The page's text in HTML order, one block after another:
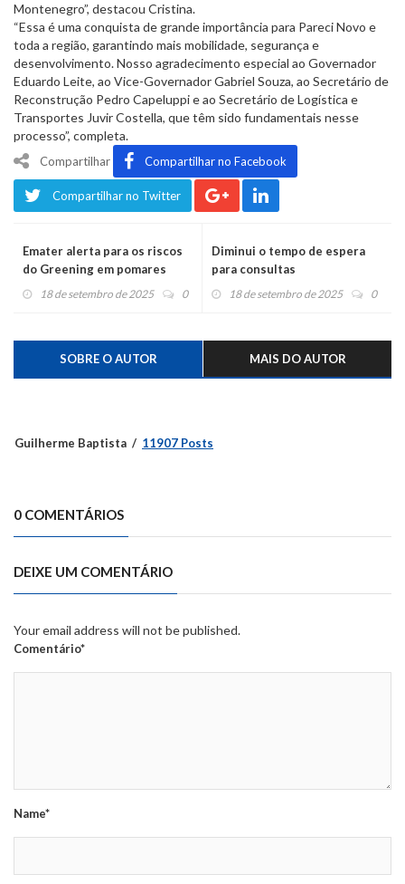
Montenegro”, destacou Cristina.
“Essa é uma conquista de grande importância para Pareci Novo e
toda a região, garantindo mais mobilidade, segurança e
desenvolvimento. Nosso agradecimento especial ao Governador
Eduardo Leite, ao Vice-Governador Gabriel Souza, ao Secretário de
Reconstrução Pedro Capeluppi e ao Secretário de Logística e
Transportes Juvir Costella, que têm sido fundamentais nesse
processo”, completa.
Compartilhar Compartilhar no Facebook
Compartilhar no Twitter
Emater alerta para os riscos
do Greening em pomares
cítricos18 de setembro de 2025 0
Diminui o tempo de espera
para consultas
18 de setembro de 2025 0
SOBRE O AUTOR MAIS DO AUTOR
Guilherme Baptista 11907 Posts
0 COMENTÁRIOS
DEIXE UM COMENTÁRIO
Your email address will not be published.
Comentário*
Name*